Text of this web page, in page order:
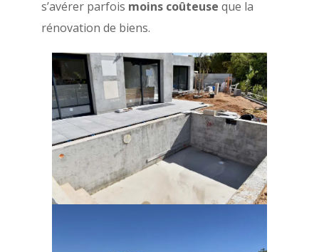
s’avérer parfois moins coûteuse que la
rénovation de biens.